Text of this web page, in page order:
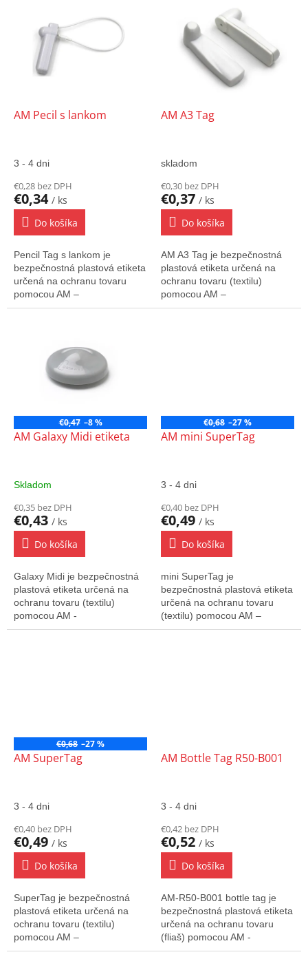
dAM Pecil s lankom
3 - 4 dni
€0,28 bez DPH
€0,34 / ks
Do košíka
Pencil Tag s lankom je
bezpečnostná plastová etiketa
určená na ochranu tovaru
pomocou AM –
Akustomagnetického systému.
AM A3 Tag
skladom
€0,30 bez DPH
€0,37 / ks
Do košíka
AM A3 Tag je bezpečnostná
plastová etiketa určená na
ochranu tovaru (textilu)
pomocou AM –
akustomagnetického systému.
€0,47 –8 %
AM Galaxy Midi etiketa
Skladom
€0,35 bez DPH
€0,43 / ks
Do košíka
Galaxy Midi je bezpečnostná
plastová etiketa určená na
ochranu tovaru (textilu)
pomocou AM -
akustomagnetického systému.
€0,68 –27 %
AM mini SuperTag
3 - 4 dni
€0,40 bez DPH
€0,49 / ks
Do košíka
mini SuperTag je
bezpečnostná plastová etiketa
určená na ochranu tovaru
(textilu) pomocou AM –
akustomagnetického systému.
€0,68 –27 %
AM SuperTag
3 - 4 dni
€0,40 bez DPH
€0,49 / ks
Do košíka
SuperTag je bezpečnostná
plastová etiketa určená na
ochranu tovaru (textilu)
pomocou AM –
akustomagnetického systému.
AM Bottle Tag R50-B001
3 - 4 dni
€0,42 bez DPH
€0,52 / ks
Do košíka
AM-R50-B001 bottle tag je
bezpečnostná plastová etiketa
určená na ochranu tovaru
(fliaš) pomocou AM -
akustomagnetického systému.